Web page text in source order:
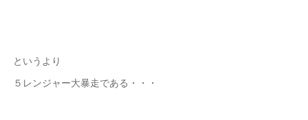
というより
５レンジャー大暴走である・・・